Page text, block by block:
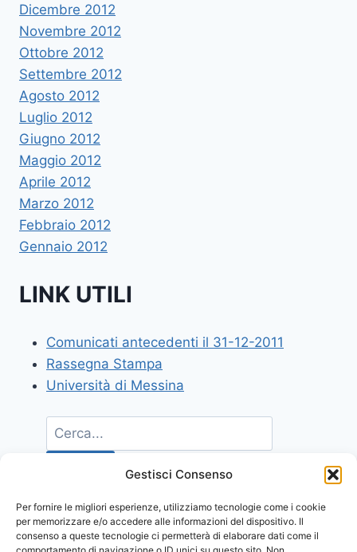
Gestisci Consenso
Per fornire le migliori esperienze, utilizziamo tecnologie come i cookie
per memorizzare e/o accedere alle informazioni del dispositivo. Il
consenso a queste tecnologie ci permetterà di elaborare dati come il
Dicembre 2012
Novembre 2012
Ottobre 2012
Settembre 2012
Agosto 2012
Luglio 2012
Giugno 2012
Maggio 2012
Aprile 2012
Marzo 2012
Febbraio 2012
Gennaio 2012
LINK UTILI
Comunicati antecedenti il 31-12-2011
Rassegna Stampa
Università di Messina